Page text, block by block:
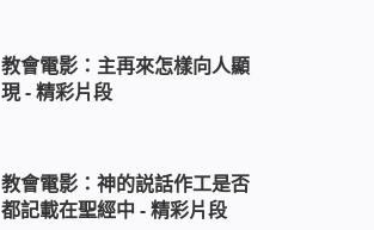
相聲《村莊封鎖》步步驚心的傳福
音經歷
小品《警察心計》
教會電影：主再來怎樣向人顯
現 - 精彩片段
教會電影：神的説話作工是否
都記載在聖經中 - 精彩片段